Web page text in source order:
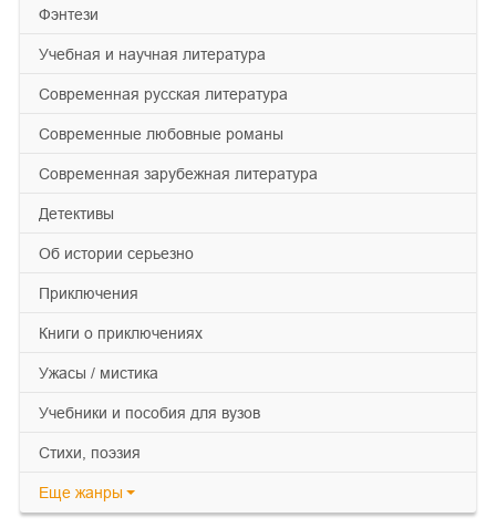
фэнтези
учебная и научная литература
современная русская литература
современные любовные романы
современная зарубежная литература
детективы
об истории серьезно
приключения
книги о приключениях
ужасы / мистика
учебники и пособия для вузов
cтихи, поэзия
Еще жанры